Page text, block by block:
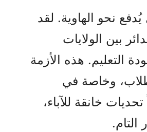
نحو الهاوية. لقد
بين الولايات
التعليم. هذه الأزمة
وخاصة في
خانقة للآباء،